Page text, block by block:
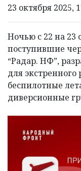
23 октября 2025,
Ночью с 22 на 23
поступившие
“Радар. НФ”,
для
беспилотные
диверсионные